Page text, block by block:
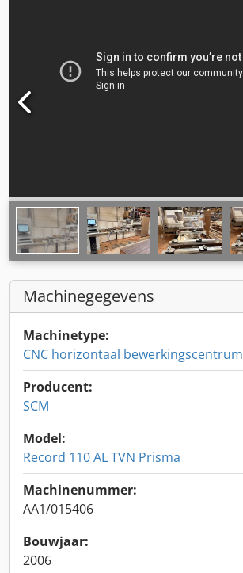
Machinegegevens
Machinetype:
CNC horizontaal bewerkingscentrum
Producent:
SCM
Model:
Record 110 AL TVN Prisma
Machinenummer:
AA1/015406
Bouwjaar:
2006